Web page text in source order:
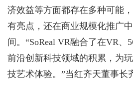
济效益等方面都存在多种可能
有亮点，还在商业规模化推广
间。“SoReal VR融合了在VR
前沿创新科技领域的积累，为
技艺术体验。”当红齐天董事长